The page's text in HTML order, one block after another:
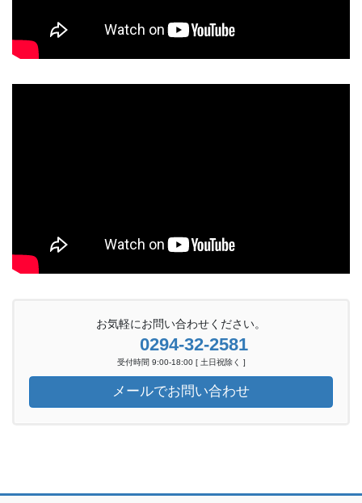
お気軽にお問い合わせください。
0294-32-2581
受付時間 9:00-18:00 [ 土日祝除く ]
メールでお問い合わせ